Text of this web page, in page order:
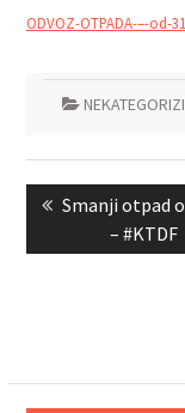
ODVOZ-OTPADA-–-od-
Navigacija
objava
Previous
Smanji otpad
– #KTDF